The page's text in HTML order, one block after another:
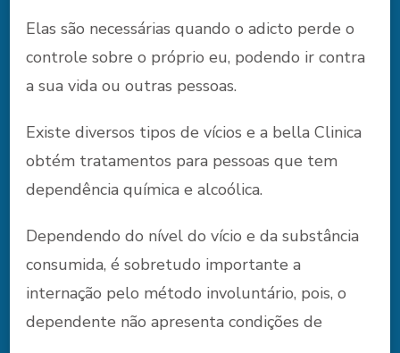
Elas são necessárias quando o adicto perde o
controle sobre o próprio eu, podendo ir contra
a sua vida ou outras pessoas.
Existe diversos tipos de vícios e a bella Clinica
obtém tratamentos para pessoas que tem
dependência química e alcoólica.
Dependendo do nível do vício e da substância
consumida, é sobretudo importante a
internação pelo método involuntário, pois, o
dependente não apresenta condições de